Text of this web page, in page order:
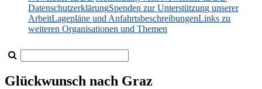
DatenschutzerklärungSpenden zur Unterstützung unserer
ArbeitLagepläne und AnfahrtsbeschreibungenLinks zu
weiteren Organisationen und Themen
Glückwunsch nach Graz